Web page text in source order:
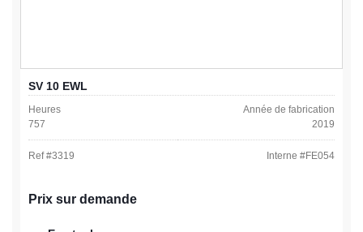
SV 10 EWL
Heures
757
Année de fabrication
2019
Ref #3319 Interne #FE054
Prix sur demande